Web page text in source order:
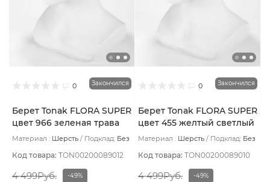
0 Закончился
Берет Tonak FLORA SUPER
цвет 966 зеленая трава
Материал : Шерсть Подклад: Без
Код товара: TON00200089012
4 499Руб. -49%
0 Закончился
Берет Tonak FLORA SUPER
цвет 455 желтый светлый
Материал : Шерсть Подклад: Без
Код товара: TON00200089010
4 499Руб. -49%